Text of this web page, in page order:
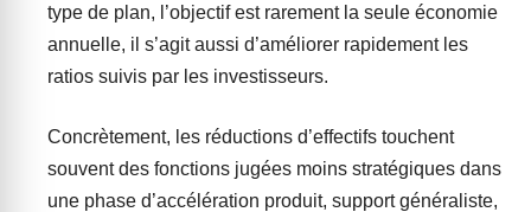
type de plan, l’objectif est rarement la seule économie
annuelle, il s’agit aussi d’améliorer rapidement les
ratios suivis par les investisseurs.
Concrètement, les réductions d’effectifs touchent
souvent des fonctions jugées moins stratégiques dans
une phase d’accélération produit, support généraliste,